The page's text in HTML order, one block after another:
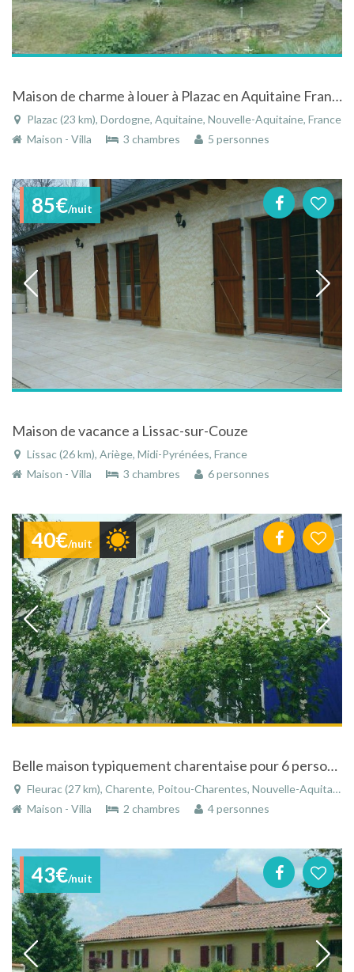
Maison de charme à louer à Plazac en Aquitaine France
Plazac (23 km), Dordogne, Aquitaine, Nouvelle-Aquitaine, France
Maison - Villa
3 chambres 5 personnes
85€/nuit
Maison de vacance a Lissac-sur-Couze
Lissac (26 km), Ariège, Midi-Pyrénées, France
Maison - Villa
3 chambres 6 personnes
40€/nuit
Belle maison typiquement charentaise pour 6 personnes à Fleurac
Fleurac (27 km), Charente, Poitou-Charentes, Nouvelle-Aquitaine, France
Maison - Villa
2 chambres 4 personnes
43€/nuit